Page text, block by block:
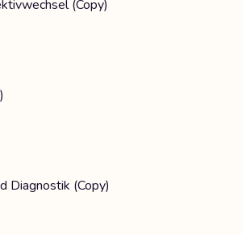
(Copy)
Diagnostik (Copy)